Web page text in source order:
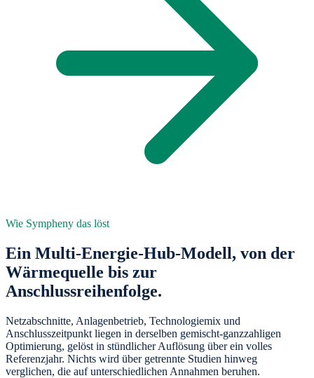
Wie Sympheny das löst
Ein Multi-Energie-Hub-Modell, von der
Wärmequelle bis zur
Anschlussreihenfolge.
Netzabschnitte, Anlagenbetrieb, Technologiemix und
Anschlusszeitpunkt liegen in derselben gemischt-ganzzahligen
Optimierung, gelöst in stündlicher Auflösung über ein volles
Referenzjahr. Nichts wird über getrennte Studien hinweg
verglichen, die auf unterschiedlichen Annahmen beruhen.